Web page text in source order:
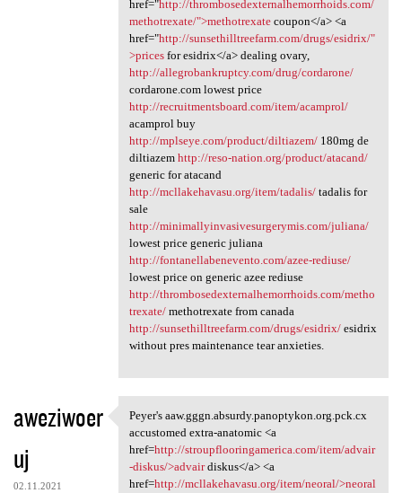
href="http://thrombosedexternalhemorrhoids.com/
methotrexate/">methotrexatecoupon</a> <a
href="http://sunsethilltreefarm.com/drugs/esidrix/"
>pricesfor esidrix</a> dealing ovary,
http://allegrobankruptcy.com/drug/cordarone/
cordarone.com lowest price
http://recruitmentsboard.com/item/acamprol/
acamprol buy
http://mplseye.com/product/diltiazem/180mg de
diltiazem http://reso-nation.org/product/atacand/
generic for atacand
http://mcllakehavasu.org/item/tadalis/tadalis for
sale
http://minimallyinvasivesurgerymis.com/juliana/
lowest price generic juliana
http://fontanellabenevento.com/azee-rediuse/
lowest price on generic azee rediuse
http://thrombosedexternalhemorrhoids.com/metho
trexate/methotrexate from canada
http://sunsethilltreefarm.com/drugs/esidrix/esidrix
without pres maintenance tear anxieties.
aweziwoer
uj
02.11.2021
Peyer's aaw.gggn.absurdy
Peyer's aaw.gggn.absurdy.panoptykon.org.pck.cx
accustomed extra-anatomic <a
href=http://stroupflooringamerica.com/item/advair
-diskus/>advairdiskus</a> <a
href=http://mcllakehavasu.org/item/neoral/>neoral